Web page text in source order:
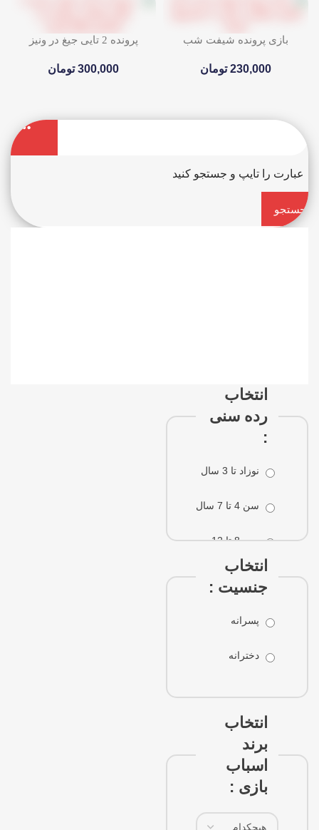
جستجو
انتخاب
رده سنی
:
سن 8 تا 12
سال
سن 13 تا 18
بالا
انتخاب
جنسیت :
انتخاب
برند
اسباب
بازی :
بازی پرونده شیفت شب
230,000 تومان
پرونده 2 تایی جیغ در ونیز
300,000 تومان